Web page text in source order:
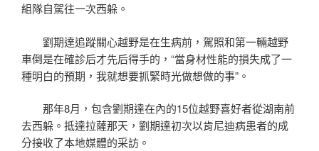
組隊自駕往一次西躲。
劉期達追蹤關心越野是在生病前，駕照和第一輛越野
車倒是在確診后才先后得手的，“當身材性能的損失成了一
種明白的預期，我就想要抓緊時光做想做的事”。
那年8月，包含劉期達在內的15位越野喜好者從湖南前
去西躲。抵達拉薩那天，劉期達初次以肯尼迪病患者的成
分接收了本地媒體的采訪。